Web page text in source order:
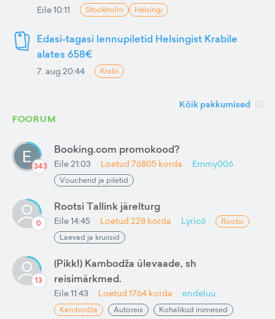
Eile 10:11 Stockholm Helsingi
Edasi-tagasi lennupiletid Helsingist Krabile
alates 658€
7. aug 20:44 Krabi
Kõik pakkumised
FOORUM
1343
Booking.com promokood?
Eile 21:03 Loetud 76805 korda Emmy006
Voucherid ja piletid
0
Rootsi Tallink järelturg
Eile 14:45 Loetud 228 korda Lyric6
Rootsi
Laevad ja kruiisid
13
(Pikk!) Kambodža ülevaade, sh
reisimärkmed.
Eile 11:43 Loetud 1764 korda endeluu
Kambodža Autoreis
Kohalikud inimesed